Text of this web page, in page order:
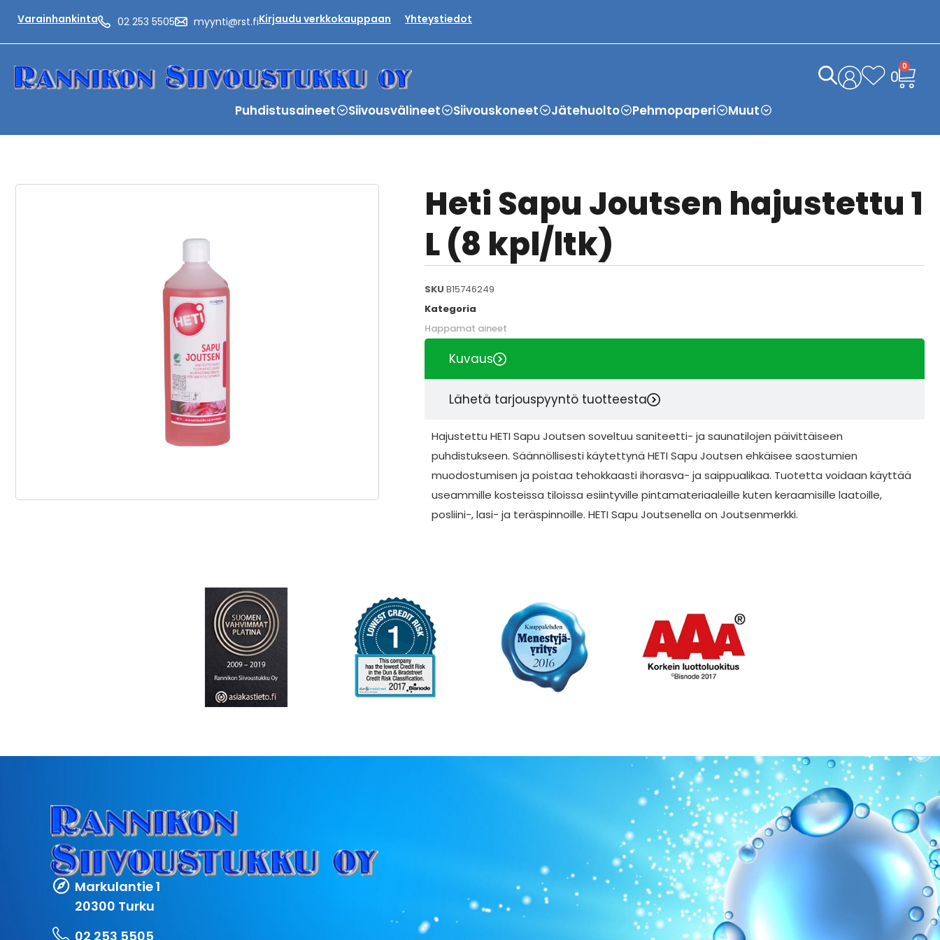
Varainhankinta 02 253 5505 myynti@rst.fiKirjaudu verkkokauppaan Yhteystiedot
0
0
Puhdistusaineet Siivousvälineet Siivouskoneet Jätehuolto Pehmopaperi Muut
Heti Sapu Joutsen hajustettu 1
L (8 kpl/ltk)
SKU B15746249
Kategoria
Happamat aineet
Kuvaus
Lähetä tarjouspyyntö tuotteesta
Hajustettu HETI Sapu Joutsen soveltuu saniteetti- ja saunatilojen päivittäiseen
puhdistukseen. Säännöllisesti käytettynä HETI Sapu Joutsen ehkäisee saostumien
muodostumisen ja poistaa tehokkaasti ihorasva- ja saippualikaa. Tuotetta voidaan käyttää
useammille kosteissa tiloissa esiintyville pintamateriaaleille kuten keraamisille laatoille,
posliini-, lasi- ja teräspinnoille. HETI Sapu Joutsenella on Joutsenmerkki.
Markulantie 1
20300 Turku
02 253 5505